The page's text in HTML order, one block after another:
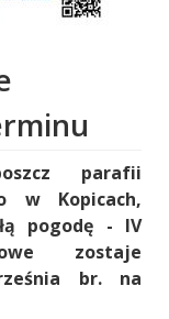
parafii
w Kopicach,
pogodę - IV
zostaje
br. na